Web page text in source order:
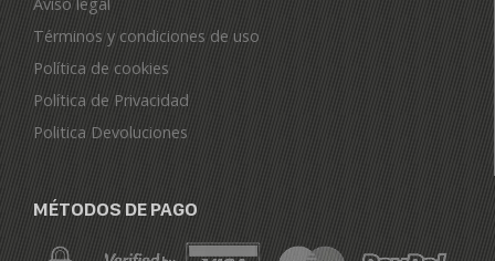
Términos y condiciones de uso
Política de cookies
Política de Privacidad
Politica Devoluciones
MÉTODOS DE PAGO